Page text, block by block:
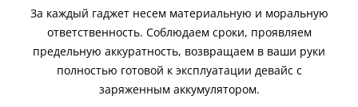
За каждый гаджет несем материальную и моральную
ответственность. Соблюдаем сроки, проявляем
предельную аккуратность, возвращаем в ваши руки
полностью готовой к эксплуатации девайс с
заряженным аккумулятором.